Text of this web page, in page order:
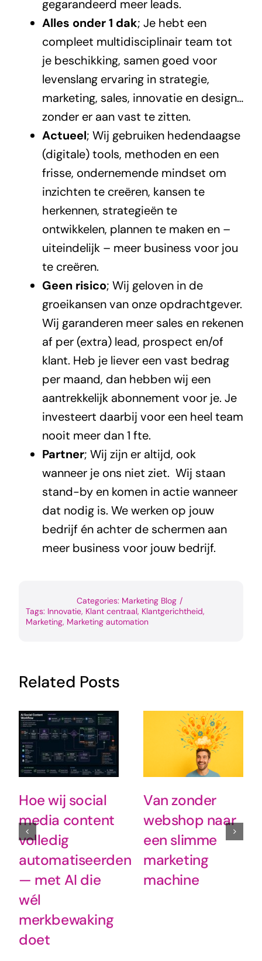
gegarandeerd meer leads.
Alles onder 1 dak; Je hebt een
compleet multidisciplinair team tot
je beschikking, samen goed voor
levenslang ervaring in strategie,
marketing, sales, innovatie en design…
zonder er aan vast te zitten.
Actueel; Wij gebruiken hedendaagse
(digitale) tools, methoden en een
frisse, ondernemende mindset om
inzichten te creëren, kansen te
herkennen, strategieën te
ontwikkelen, plannen te maken en –
uiteindelijk – meer business voor jou
te creëren.
Geen risico; Wij geloven in de
groeikansen van onze opdrachtgever.
Wij garanderen meer sales en rekenen
af per (extra) lead, prospect en/of
klant. Heb je liever een vast bedrag
per maand, dan hebben wij een
aantrekkelijk abonnement voor je. Je
investeert daarbij voor een heel team
nooit meer dan 1 fte.
Partner; Wij zijn er altijd, ook
wanneer je ons niet ziet. Wij staan
stand-by en komen in actie wanneer
dat nodig is. We werken op jouw
bedrijf én achter de schermen aan
meer business voor jouw bedrijf.
Categories: Marketing Blog /
Tags: Innovatie, Klant centraal, Klantgerichtheid,
Marketing, Marketing automation
Related Posts
Hoe wij social
media content
volledig
automatiseerden
— met AI die
wél
merkbewaking
doet
Van zonder
webshop naar
een slimme
marketing
machine